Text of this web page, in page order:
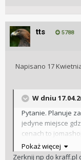
tts 5788
Napisano 17
W dniu
Pytanie. Planuje
jedyne miejsce
cenach to
Czy są jakieś inne
Pokaż więcej
Zerknij np do kraff.pl